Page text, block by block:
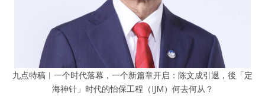
九点特稿︱一个时代落幕，一个新篇章开启：陈文成引退，後「定
海神针」时代的怡保工程（IJM）何去何从？